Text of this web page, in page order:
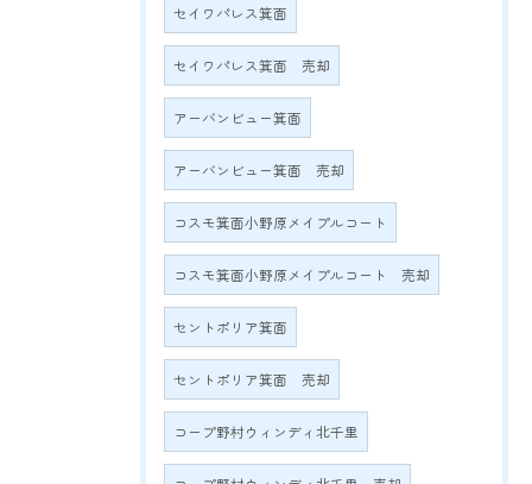
セイワパレス箕面
セイワパレス箕面 売却
アーバンビュー箕面
アーバンビュー箕面 売却
コスモ箕面小野原メイプルコート
コスモ箕面小野原メイプルコート 売却
セントポリア箕面
セントポリア箕面 売却
コープ野村ウィンディ北千里